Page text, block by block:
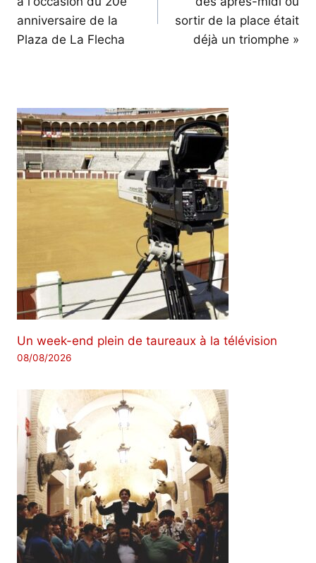
l’article
anniversaire de la
Plaza de La Flecha
sortir de la place était
déjà un triomphe »
Un week-end plein de taureaux à la télévision
08/08/2026